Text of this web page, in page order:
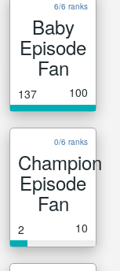
6/6 ranks
Baby
Episode
Fan
137 100
0/6 ranks
Champion
Episode
Fan
2 10